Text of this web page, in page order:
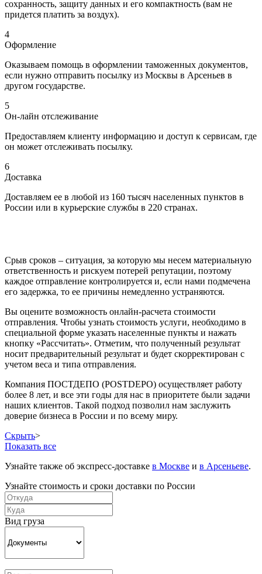
сохранность, защиту данных и его компактность (вам не
придется платить за воздух).
4
Оформление
Оказываем помощь в оформлении таможенных документов,
если нужно отправить посылку из Москвы в Арсеньев в
другом государстве.
5
Он-лайн отслеживание
Предоставляем клиенту информацию и доступ к сервисам, где
он может отслеживать посылку.
6
Доставка
Доставляем ее в любой из 160 тысяч населенных пунктов в
России или в курьерские службы в 220 странах.
Срыв сроков – ситуация, за которую мы несем материальную
ответственность и рискуем потерей репутации, поэтому
каждое отправление контролируется и, если нами подмечена
его задержка, то ее причины немедленно устраняются.
Вы оцените возможность онлайн-расчета стоимости
отправления. Чтобы узнать стоимость услуги, необходимо в
специальной форме указать населенные пункты и нажать
кнопку «Рассчитать». Отметим, что полученный результат
носит предварительный результат и будет скорректирован с
учетом веса и типа отправления.
Компания ПОСТДЕПО (POSTDEPO) осуществляет работу
более 8 лет, и все эти годы для нас в приоритете были задачи
наших клиентов. Такой подход позволил нам заслужить
доверие бизнеса в России и по всему миру.
Скрыть>
Показать все
Узнайте также об экспресс-доставке в Москве и в Арсеньеве.
Узнайте стоимость и сроки доставки по России
Вид груза